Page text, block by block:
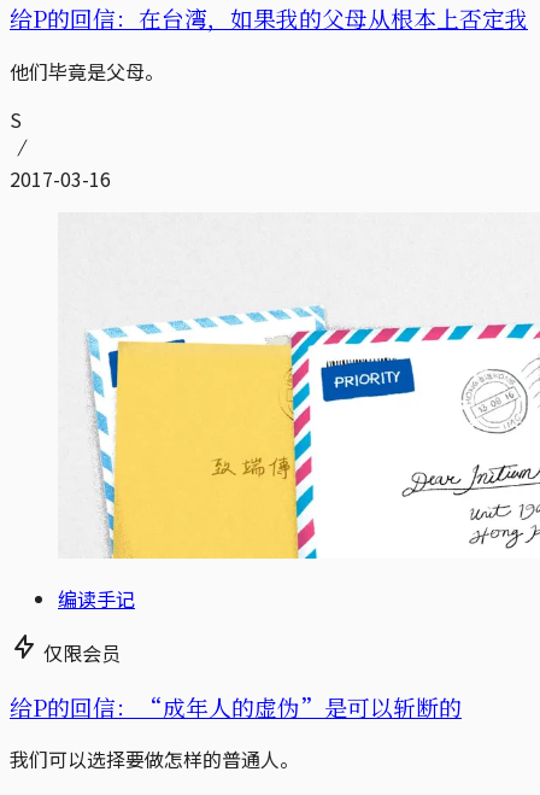
给P的回信：在台湾，如果我的父母从根本上否定我
他们毕竟是父母。
S
2017-03-16
编读手记
仅限会员
给P的回信：“成年人的虚伪”是可以斩断的
我们可以选择要做怎样的普通人。